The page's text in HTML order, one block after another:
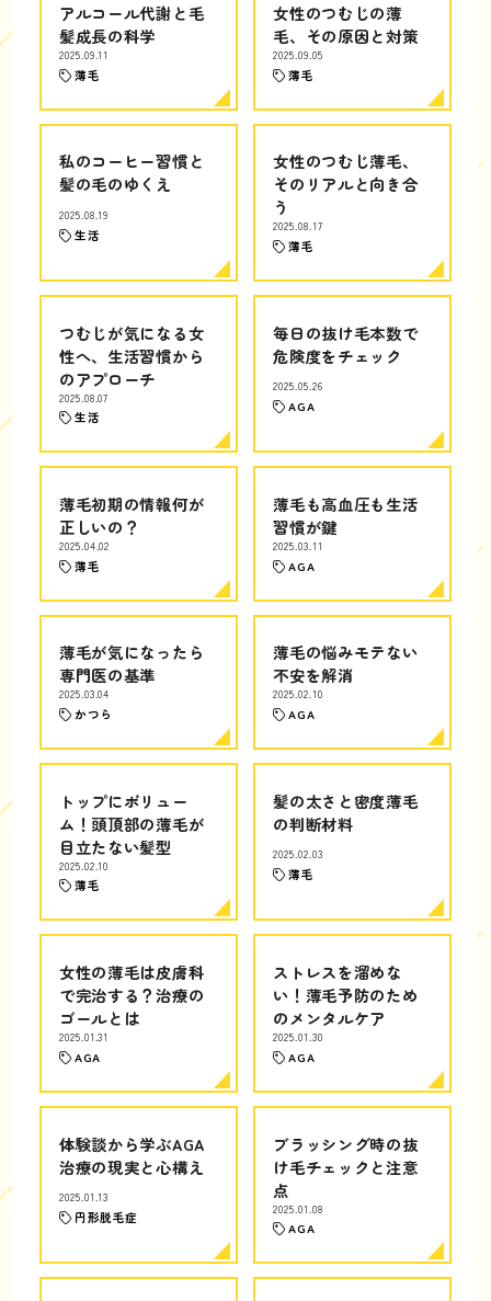
アルコール代謝と毛
髪成長の科学
2025.09.11
薄毛
女性のつむじの薄
毛、その原因と対策
2025.09.05
薄毛
私のコーヒー習慣と
髪の毛のゆくえ
2025.08.19
生活
女性のつむじ薄毛、
そのリアルと向き合
う
2025.08.17
薄毛
つむじが気になる女
性へ、生活習慣から
のアプローチ
2025.08.07
生活
毎日の抜け毛本数で
危険度をチェック
2025.05.26
AGA
薄毛初期の情報何が
正しいの？
2025.04.02
薄毛
薄毛も高血圧も生活
習慣が鍵
2025.03.11
AGA
薄毛が気になったら
専門医の基準
2025.03.04
かつら
薄毛の悩みモテない
不安を解消
2025.02.10
AGA
トップにボリュー
ム！頭頂部の薄毛が
目立たない髪型
2025.02.10
薄毛
髪の太さと密度薄毛
の判断材料
2025.02.03
薄毛
女性の薄毛は皮膚科
で完治する？治療の
ゴールとは
2025.01.31
AGA
ストレスを溜めな
い！薄毛予防のため
のメンタルケア
2025.01.30
AGA
体験談から学ぶAGA
治療の現実と心構え
2025.01.13
円形脱毛症
ブラッシング時の抜
け毛チェックと注意
点
2025.01.08
AGA